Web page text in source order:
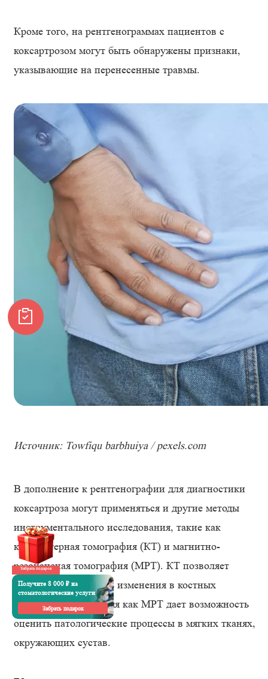
Кроме того, на рентгенограммах пациентов с
коксартрозом могут быть обнаружены признаки,
указывающие на перенесенные травмы.
Источник: Towfiqu barbhuiya / pexels.com
В дополнение к рентгенографии для диагностики
коксартроза могут применяться и другие методы
инструментального исследования, такие как
компьютерная томография (КТ) и магнитно-
резонансная томография (МРТ). КТ позволяет
детально рассмотреть изменения в костных
структурах, в то время как МРТ дает возможность
оценить патологические процессы в мягких тканях,
окружающих сустав.
Забрать подарок
Получите 8 000 ₽ на
стоматологические услуги
Забрать подарок